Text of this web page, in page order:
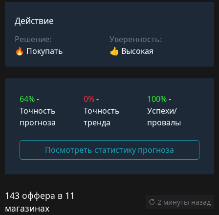
Действие
Решение:
🔥 Покупать
Уверенность:
👍 Высокая
64%-
Точность
прогноза
0%-
Точность
тренда
100%-
Успехи/
провалы
Посмотреть статистику прогноза
143 оффера в 11
магазинах
2 минуты назад